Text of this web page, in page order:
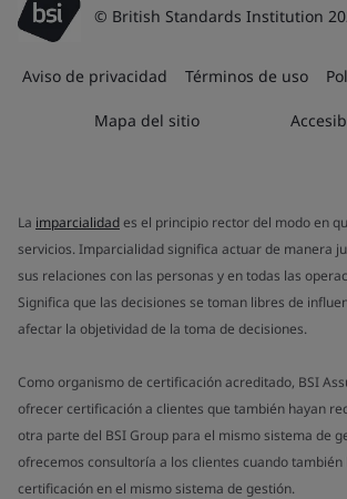
© British Standards Institution
Aviso de privacidad Términos de uso
Mapa del sitio
La imparcialidades el principio rector del modo en
servicios. Imparcialidad significa actuar de manera
sus relaciones con las personas y en todas las
Significa que las decisiones se toman libres de
afectar la objetividad de la toma de decisiones.
Como organismo de certificación acreditado, BSI
ofrecer certificación a clientes que también hayan
otra parte del BSI Group para el mismo sistema de
ofrecemos consultoría a los clientes cuando también
certificación en el mismo sistema de gestión.